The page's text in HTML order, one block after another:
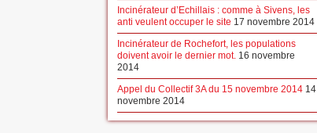
Incinérateur d’Echillais : comme à Sivens, les
anti veulent occuper le site 17 novembre 2014
Incinérateur de Rochefort, les populations
doivent avoir le dernier mot. 16 novembre
2014
Appel du Collectif 3A du 15 novembre 2014 14
novembre 2014